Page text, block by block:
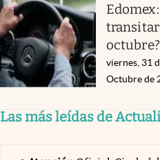
transitar
octubre?
viernes, 31
Octubre de
Las más leídas de